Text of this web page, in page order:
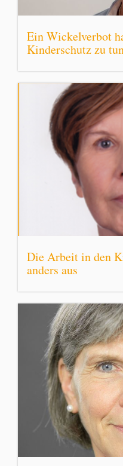
Ein Wickelverbot
Kinderschutz zu
Die Arbeit in den
anders aus